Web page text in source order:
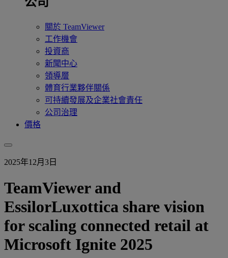
關於 TeamViewer
工作機會
投資商
新聞中心
領導層
體育行業夥伴關係
可持續發展及企業社會責任
公司治理
價格
2025年12月3日
TeamViewer and
EssilorLuxottica share vision
for scaling connected retail at
Microsoft Ignite 2025